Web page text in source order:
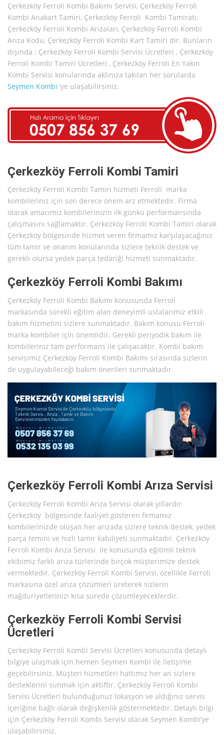
Çerkezköy Ferroli Kombi Bakımı Servisi, Çerkezköy Ferroli
Kombi Anakart Tamiri, Çerkezköy Ferroli Kombi Tamiratı,
Çerkezköy Ferroli Kombi Arızaları, Çerkezköy Ferroli Kombi
Arıza Kodu, Çerkezköy Ferroli Kombi Kart Tamiri dir. Bunların
dışında ; Çerkezköy Ferroli Kombi Servisi Ücretleri , Çerkezköy
Ferroli Kombi Tamiri Ücretleri , Çerkezköy Ferroli En Yakın
Kombi Servisi konularında aklınıza takılan her sorularda
Seymen Kombi ’ye ulaşabilirsiniz.
Çerkezköy Ferroli Kombi Tamiri
Çerkezköy Ferroli Kombi Tamiri hizmeti Ferroli marka
kombileriniz için son derece önem arz etmektedir. Firma
olarak amacımız kombilerinizin ilk günkü performansında
çalışmasını sağlamaktır. Çerkezköy Ferroli Kombi Tamiri olarak
Çerkezköy bölgesinde hizmet veren firmamız karşılaşacağınız
tüm tamir ve onarım konularında sizlere teknik destek ve
gerekli olursa yedek parça tedariği hizmeti sunmaktadır.
Çerkezköy Ferroli Kombi Bakımı
Çerkezköy Ferroli Kombi Bakımı konusunda Ferroli
markasında sürekli eğitim alan deneyimli ustalarımız etkili
bakım hizmetini sizlere sunmaktadır. Bakım konusu Ferroli
marka kombiler için önemlidir. Gerekli periyodik bakım ile
kombileriniz tam performans ile çalışacaktır. Kombi bakım
servisimiz Çerkezköy Ferroli Kombi Bakımı sırasında sizlerin
de uygulayabileceği bakım önerileri sunmaktadır.
Çerkezköy Ferroli Kombi Arıza Servisi
Çerkezköy Ferroli Kombi Arıza Servisi olarak yıllardır
Çerkezköy bölgesinde faaliyet gösteren firmamız
kombilerinizde oluşan her arızada sizlere teknik destek, yedek
parça temini ve hızlı tamir kabiliyeti sunmaktadır. Çerkezköy
Ferroli Kombi Arıza Servisi ile konusunda eğitimli teknik
ekibimiz farklı arıza türlerinde birçok müşterimize destek
vermektedir. Çerkezköy Ferroli Kombi Servisi, özellikle Ferroli
markasına özel arıza çözümleri üreterek sizlerin
mağduriyetlerinizi kısa sürede çözümleyeceklerdir.
Çerkezköy Ferroli Kombi Servisi
Ücretleri
Çerkezköy Ferroli Kombi Servisi Ücretleri konusunda detaylı
bilgiye ulaşmak için hemen Seymen Kombi ile iletişime
geçebilirsiniz. Müşteri hizmetleri hattımız her an sizlere
desteklerini sunmak için aktiftir. Çerkezköy Ferroli Kombi
Servisi Ücretleri bulunduğunuz lokasyon ve aldığınız servis
içeriğine bağlı olarak değişkenlik göstermektedir. Detaylı bilgi
için Çerkezköy Ferroli Kombi Servisi olarak Seymen Kombi’ye
ulaşabilirsiniz.